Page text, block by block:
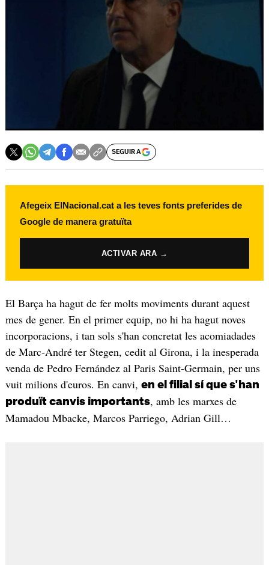
SEGUIR A
Afegeix ElNacional.cat a les teves fonts preferides de
Google de manera gratuïta
ACTIVAR ARA →
El Barça ha hagut de fer molts moviments durant aquest
mes de gener. En el primer equip, no hi ha hagut noves
incorporacions, i tan sols s'han concretat les acomiadades
de Marc-André ter Stegen, cedit al Girona, i la inesperada
venda de Pedro Fernández al Paris Saint-Germain, per uns
vuit milions d'euros. En canvi, en el filial sí que s'han
produït canvis importants, amb les marxes de
Mamadou Mbacke, Marcos Parriego, Adrian Gill…